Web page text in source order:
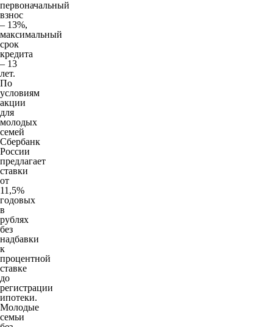
первоначальный
взнос
– 13%,
максимальный
срок
кредита
– 13
лет.
По
условиям
акции
для
молодых
семей
Сбербанк
России
предлагает
ставки
от
11,5%
годовых
в
рублях
без
надбавки
к
процентной
ставке
до
регистрации
ипотеки.
Молодые
семьи